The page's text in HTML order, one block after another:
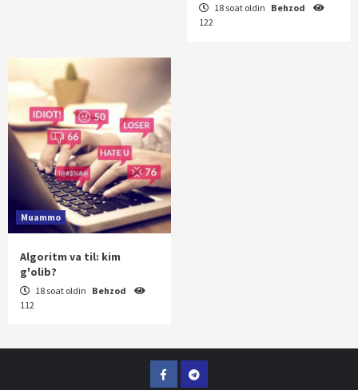
18 soat oldin Behzod
122
Muammo
Algoritm va til: kim
g'olib?
18 soat oldin Behzod
112
FacebookTelegram